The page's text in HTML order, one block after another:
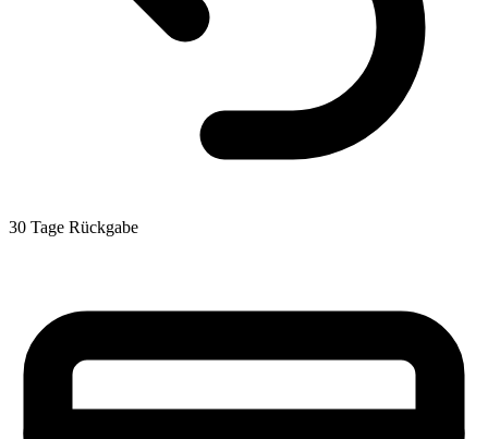
30 Tage Rückgabe